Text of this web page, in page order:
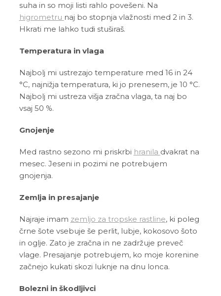
suha in so moji listi rahlo povešeni. Na
higrometru naj bo stopnja vlažnosti med 2 in 3.
Hkrati me lahko tudi stuširaš.
Temperatura in vlaga
Najbolj mi ustrezajo temperature med 16 in 24
°C, najnižja temperatura, ki jo prenesem, je 10 °C.
Najbolj mi ustreza višja zračna vlaga, ta naj bo
vsaj 50 %.
Gnojenje
Med rastno sezono mi priskrbi hranila dvakrat na
mesec. Jeseni in pozimi ne potrebujem
gnojenja.
Zemlja in presajanje
Najraje imam zemljo za tropske rastline, ki poleg
črne šote vsebuje še perlit, lubje, kokosovo šoto
in oglje. Zato je zračna in ne zadržuje preveč
vlage. Presajanje potrebujem, ko moje korenine
začnejo kukati skozi luknje na dnu lonca.
Bolezni in škodljivci